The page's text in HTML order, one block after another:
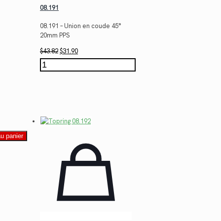
08.191
08.191 – Union en coude 45°
20mm PPS
$43.82Le
prix
initial
$31.90Le
prix
actuel
quantité
de
panier